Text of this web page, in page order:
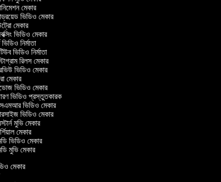
মেকার
ভিডিও মেকার
মেকার
ভিডিও মেকার
নির্মাতা
ভিডিও নির্মাতা
রিলস মেকার
ভিডিও মেকার
মেকার
ভিডিও মেকার
ভিডিও প্রস্তুতকারক
ভিডিও মেকার
ভিডিও মেকার
মুভি মেকার
মেকার
ভিডিও মেকার
মুভি মেকার
মেকার